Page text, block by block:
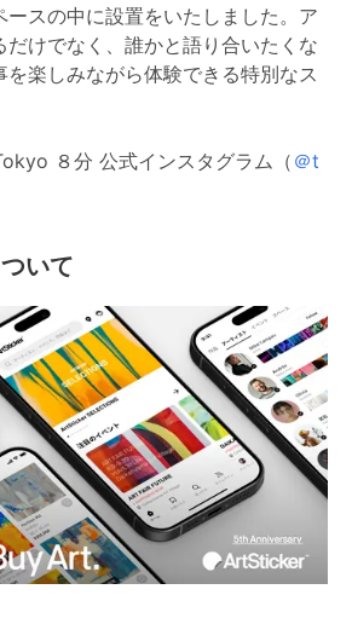
ースの中に設置をいたしました。ア
だけでなく、誰かと語り合いたくな
を楽しみながら体験できる特別なス
８分 公式インスタグラム（ ＠t
いて